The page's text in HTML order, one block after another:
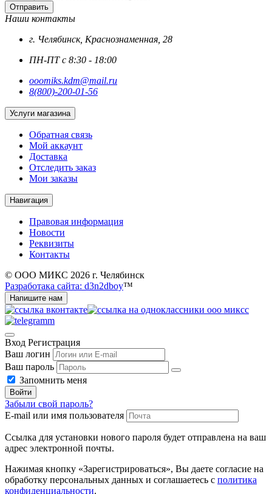
Отправить
Наши контакты
г. Челябинск, Краснознаменная, 28
ПН-ПТ с 8:30 - 18:00
ooomiks.kdm@mail.ru
8(800)-200-01-56
Услуги магазина
Обратная связь
Мой аккаунт
Доставка
Отследить заказ
Мои заказы
Навигация
Правовая информация
Новости
Реквизиты
Контакты
© ООО МИКС 2026 г. Челябинск
Разработака сайта: d3n2dboy™
Напишите нам
Вход Регистрация
Ваш логин
Ваш пароль
Запомнить меня
Войти
Забыли свой пароль?
E-mail или имя пользователя
Ссылка для установки нового пароля будет отправлена ​​на ваш
адрес электронной почты.
Нажимая кнопку «Зарегистрироваться», Вы даете согласие на
обработку персональных данных и соглашаетесь с политика
конфиденциальности.